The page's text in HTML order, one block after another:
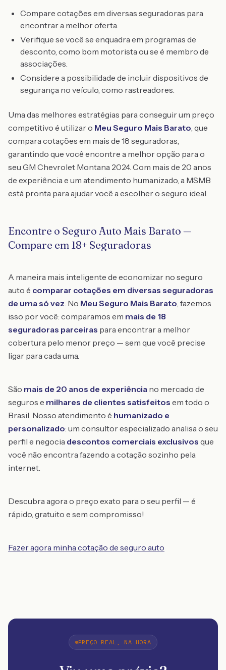
Compare cotações em diversas seguradoras para
encontrar a melhor oferta.
Verifique se você se enquadra em programas de
desconto, como bom motorista ou se é membro de
associações.
Considere a possibilidade de incluir dispositivos de
segurança no veículo, como rastreadores.
Uma das melhores estratégias para conseguir um preço
competitivo é utilizar o Meu Seguro Mais Barato, que
compara cotações em mais de 18 seguradoras,
garantindo que você encontre a melhor opção para o
seu GM Chevrolet Montana 2024. Com mais de 20 anos
de experiência e um atendimento humanizado, a MSMB
está pronta para ajudar você a escolher o seguro ideal.
Encontre o Seguro Auto Mais Barato —
Compare em 18+ Seguradoras
A maneira mais inteligente de economizar no seguro
auto é comparar cotações em diversas seguradoras
de uma só vez. No Meu Seguro Mais Barato, fazemos
isso por você: comparamos em mais de 18
seguradoras parceiras para encontrar a melhor
cobertura pelo menor preço — sem que você precise
ligar para cada uma.
São mais de 20 anos de experiência no mercado de
seguros e milhares de clientes satisfeitos em todo o
Brasil. Nosso atendimento é humanizado e
personalizado: um consultor especializado analisa o seu
perfil e negocia descontos comerciais exclusivos que
você não encontra fazendo a cotação sozinho pela
internet.
Descubra agora o preço exato para o seu perfil — é
rápido, gratuito e sem compromisso!
Fazer agora minha cotação de seguro auto
PREÇO REAL, NA HORA